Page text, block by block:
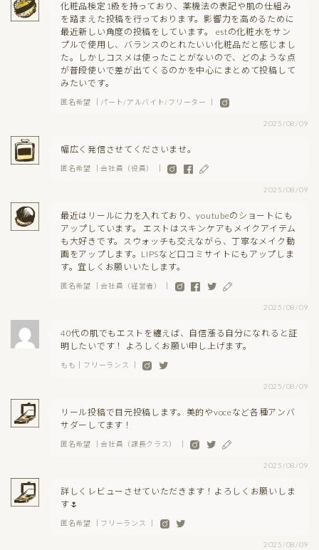
化粧品検定1級を持っており、薬機法の表記や肌の仕組み
を踏まえた投稿を行っております。影響力を高めるために
最近新しい角度の投稿をしています。 estの化粧水をサン
プルで使用し、バランスのとれたいい化粧品だと感じまし
た。しかしコスメは使ったことがないので、どのような点
が普段使いで差が出てくるのかを中心にまとめて投稿して
みたいです。
匿名希望 ｜パート/アルバイト/フリーター ｜
2025/08/09
幅広く発信させてくださいませ。
匿名希望 ｜会社員（役員） ｜
2025/08/09
最近はリールに力を入れており、youtubeのショートにも
アップしています。 エストはスキンケアもメイクアイテム
も大好きです。スウォッチも交えながら、丁寧なメイク動
画をアップします。LIPSなど口コミサイトにもアップしま
す。宜しくお願いいたします。
匿名希望 ｜会社員（経営者） ｜
2025/08/09
40代の肌でもエストを纏えば、自信漲る自分になれると証
明したいです！ よろしくお願い申し上げます。
もも｜フリーランス ｜
2025/08/09
リール投稿で目元投稿します。美的やvoceなど各種アンバ
サダーしてます！
匿名希望 ｜会社員（課長クラス） ｜
2025/08/09
詳しくレビューさせていただきます！よろしくお願いしま
す🌷
匿名希望 ｜フリーランス ｜
2025/08/09